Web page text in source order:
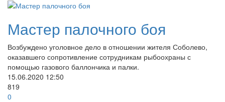
Мастер палочного боя
Возбуждено уголовное дело в отношении жителя Соболево,
оказавшего сопротивление сотрудникам рыбоохраны с
помощью газового баллончика и палки.
15.06.2020 12:50
819
0